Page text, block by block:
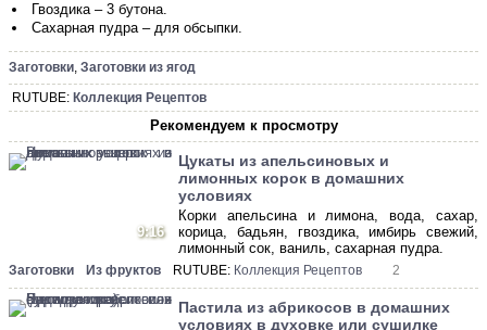
Гвоздика – 3 бутона.
Сахарная пудра – для обсыпки.
Заготовки, Заготовки из ягод
RUTUBE: Коллекция Рецептов
Рекомендуем к просмотру
9:16
Цукаты из апельсиновых и
лимонных корок в домашних
условиях
Корки апельсина и лимона, вода, сахар,
корица, бадьян, гвоздика, имбирь свежий,
лимонный сок, ваниль, сахарная пудра.
Заготовки Из фруктов RUTUBE: Коллекция Рецептов 2
Пастила из абрикосов в домашних
условиях в духовке или сушилке